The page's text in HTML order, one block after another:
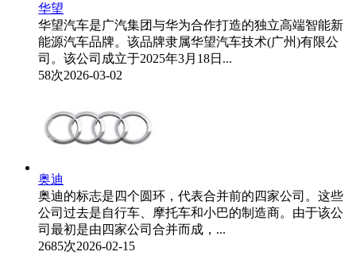
华望
华望汽车是广汽集团与华为合作打造的独立高端智能新
能源汽车品牌。该品牌隶属华望汽车技术(广州)有限公
司。该公司成立于2025年3月18日...
58次2026-03-02
奥迪
奥迪的标志是四个圆环，代表合并前的四家公司。这些
公司过去是自行车、摩托车和小巴的制造商。由于该公
司最初是由四家公司合并而成，...
2685次2026-02-15